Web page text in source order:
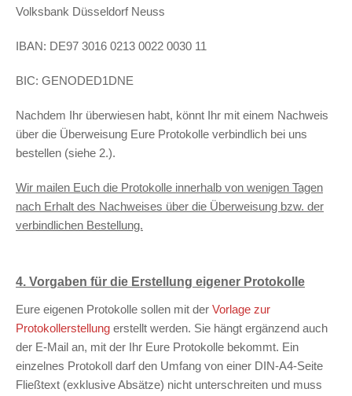
Volksbank Düsseldorf Neuss
IBAN: DE97 3016 0213 0022 0030 11
BIC: GENODED1DNE
Nachdem Ihr überwiesen habt, könnt Ihr mit einem Nachweis
über die Überweisung Eure Protokolle verbindlich bei uns
bestellen (siehe 2.).
Wir mailen Euch die Protokolle innerhalb von wenigen Tagen
nach Erhalt des Nachweises über die Überweisung bzw. der
verbindlichen Bestellung.
4. Vorgaben für die Erstellung eigener Protokolle
Eure eigenen Protokolle sollen mit der Vorlage zur
Protokollerstellung erstellt werden. Sie hängt ergänzend auch
der E-Mail an, mit der Ihr Eure Protokolle bekommt. Ein
einzelnes Protokoll darf den Umfang von einer DIN-A4-Seite
Fließtext (exklusive Absätze) nicht unterschreiten und muss